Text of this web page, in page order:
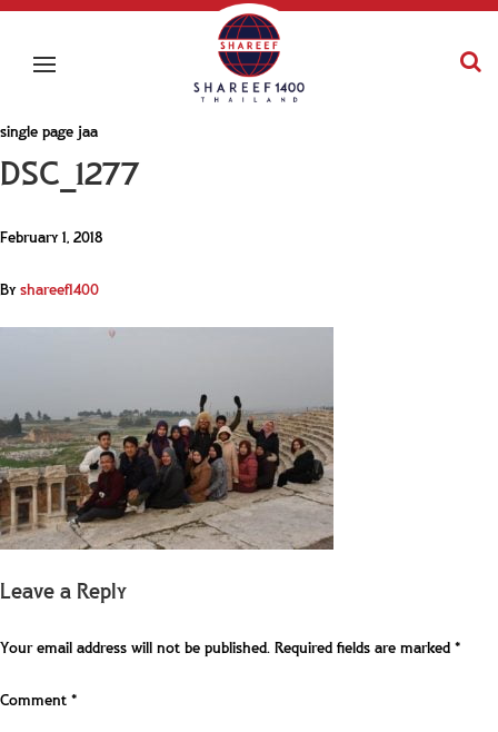
single page jaa
DSC_1277
February 1, 2018
Byshareef1400
Leave a Reply
Your email address will not be published.Required fields are marked*
Comment*